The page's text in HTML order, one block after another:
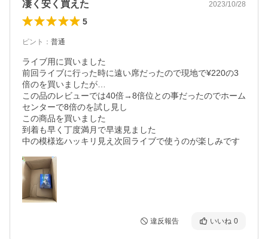
凄く安く買えた 2023/10/28
5
ピント ： 普通
ライブ用に買いました
前回ライブに行った時に遠い席だったので現地で¥220の3
倍のを買いましたが…
この品のレビューでは40倍→8倍位との事だったのでホーム
センターで8倍のを試し見し
この商品を買いました
到着も早く丁度満月で早速見ました
違反報告 いいね 0